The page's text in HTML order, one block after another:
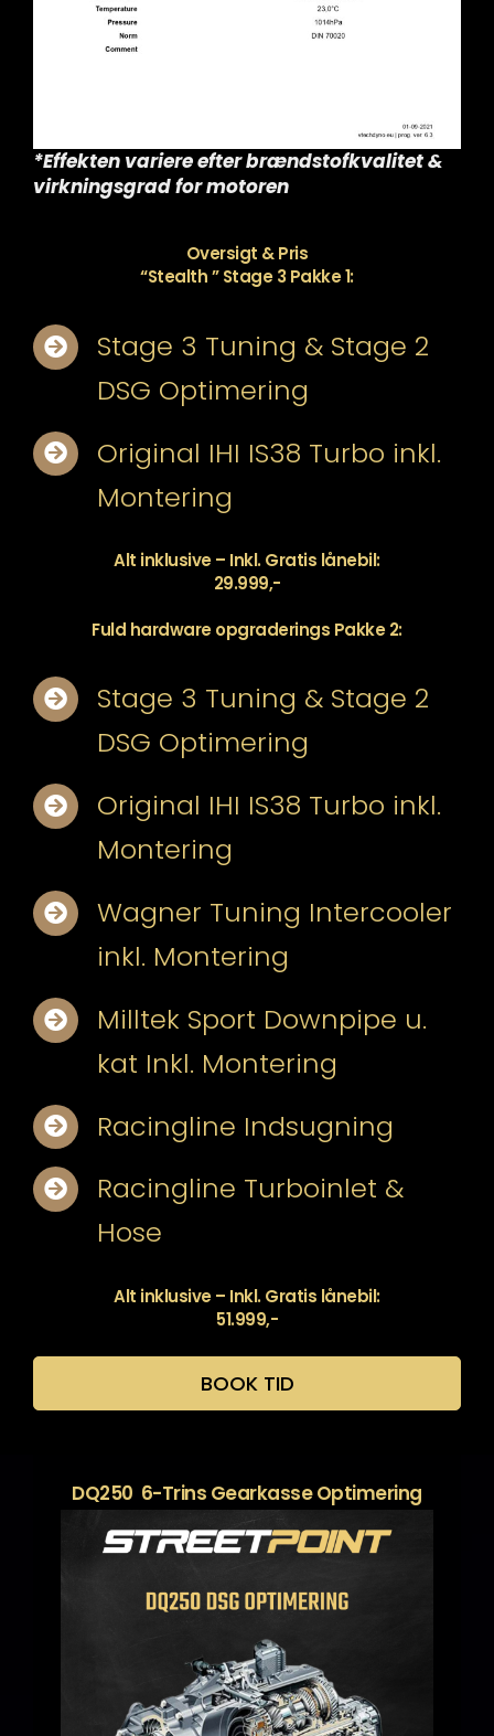
*Effekten variere efter brændstofkvalitet &
virkningsgrad for motoren
Oversigt & Pris
“Stealth ” Stage 3 Pakke 1:
Stage 3 Tuning & Stage 2
DSG Optimering
Original IHI IS38 Turbo inkl.
Montering
Alt inklusive – Inkl. Gratis lånebil:
29.999,-
Fuld hardware opgraderings Pakke 2:
Stage 3 Tuning & Stage 2
DSG Optimering
Original IHI IS38 Turbo inkl.
Montering
Wagner Tuning Intercooler
inkl. Montering
Milltek Sport Downpipe u.
kat Inkl. Montering
Racingline Indsugning
Racingline Turboinlet &
Hose
Alt inklusive – Inkl. Gratis lånebil:
51.999,-
BOOK TID
DQ250 6-Trins Gearkasse Optimering